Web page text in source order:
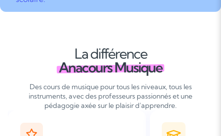
La différence
Anacours Musique
Des cours de musique pour tous les niveaux, tous les
instruments, avec des professeurs passionnés et une
pédagogie axée sur le plaisir d'apprendre.